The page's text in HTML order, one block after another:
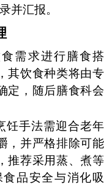
并汇报。
需求进行膳食搭
其饮食种类将由专
定，随后膳食科会
饪手法需迎合老年
，并严格排除可能
推荐采用蒸、煮等
品安全与消化吸